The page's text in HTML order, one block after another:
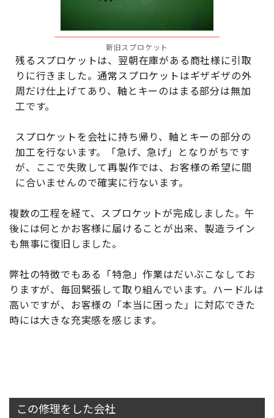
新旧スプロケット
残るスプロケットは、翌朝在庫がある商社様に引取
りに行きました。通常スプロケットはギザギザの外
周だけ仕上げてあり、軸とキーのはまる部分は無加
工です。
スプロケットを会社に持ち帰り、軸とキーの部分の
加工を行ないます。「急げ、急げ」となりがちです
が、ここで失敗して再製作では、お客様の希望に間
に合いませんので確実に行ないます。
複数の工程を経て、スプロケットが完成しました。午
後には何とかお客様に届けることが出来、製造ライン
も無事に復旧しました。
弊社の特徴でもある「特急」作業はだいぶこなしてお
りますが、毎回緊張して取り組んでいます。ハードルは
高いですが、お客様の「本当に困った」に対応できた
時には大きな充実感を感じます。
この修理をした会社